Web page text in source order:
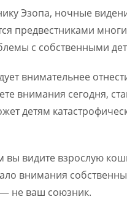
Эзопа, ночные
предвестниками
с собственными
внимательнее
внимания сегодня,
детям
вы видите взрослую
внимания
— не ваш союзник.